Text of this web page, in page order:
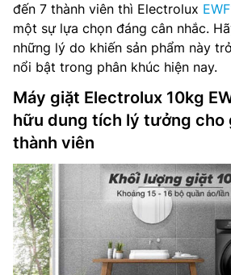
đến 7 thành viên thì Electrolux
một sự lựa chọn đáng cân nhắc.
những lý do khiến sản phẩm này
nổi bật trong phân khúc hiện nay.
Máy giặt Electrolux 10kg
hữu dung tích lý tưởng cho
thành viên